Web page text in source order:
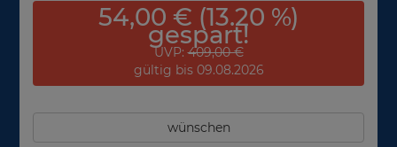
54,00 € (13.20 %)
gespart!
UVP:409,00 €
gültig bis 09.08.2026
wünschen